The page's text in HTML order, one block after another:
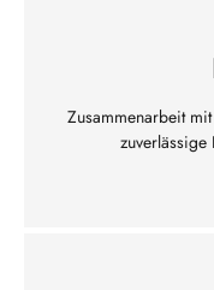
Zusammenarbeit
zuverlässige